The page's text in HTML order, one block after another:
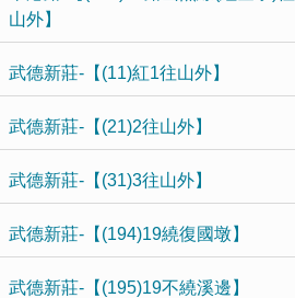
山外】
武德新莊-【(11)紅1往山外】
武德新莊-【(21)2往山外】
武德新莊-【(31)3往山外】
武德新莊-【(194)19繞復國墩】
武德新莊-【(195)19不繞溪邊】